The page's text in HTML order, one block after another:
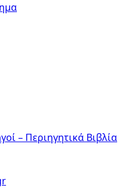
– Περιηγητικά Βιβλία